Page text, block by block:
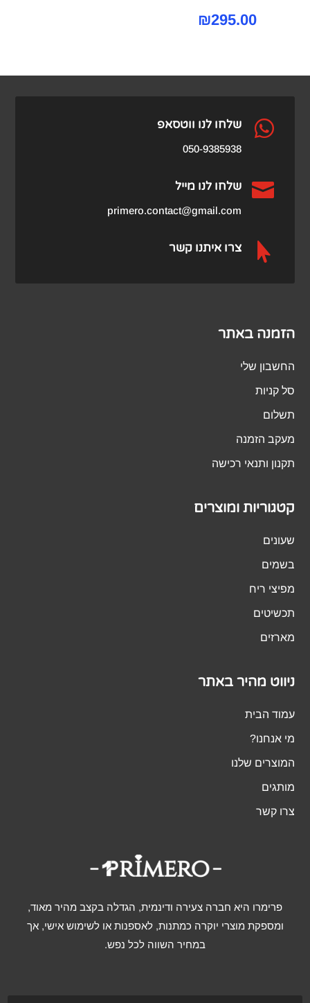
₪295.00
 שלחו לנו ווטסאפ
050-9385938
 שלחו לנו מייל
primero.contact@gmail.com
 צרו איתנו קשר
הזמנה באתר
החשבון שלי
סל קניות
תשלום
מעקב הזמנה
תקנון ותנאי רכישה
קטגוריות ומוצרים
שעונים
בשמים
מפיצי ריח
תכשיטים
מארזים
ניווט מהיר באתר
עמוד הבית
מי אנחנו?
המוצרים שלנו
מותגים
צרו קשר
פרימרו היא חברה צעירה ודינמית, הגדלה בקצב מהיר מאוד,
ומספקת מוצרי יוקרה כמתנות, לאספנות או לשימוש אישי, אך
במחיר השווה לכל נפש.